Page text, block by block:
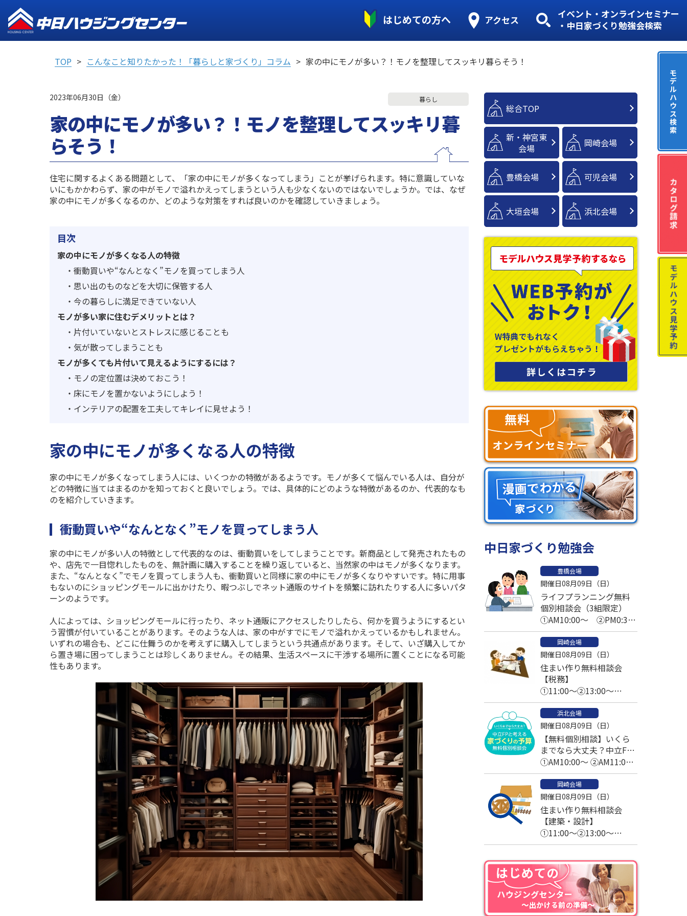
はじめての方へ アクセス
イベント・オンラインセミナー
・中日家づくり勉強会検索
TOP こんなこと知りたかった！「暮らしと家づくり」コラム 家の中にモノが多い？！モノを整理してスッキリ暮らそう！
2023年06月30日（金） 暮らし
家の中にモノが多い？！モノを整理してスッキリ暮
らそう！
住宅に関するよくある問題として、「家の中にモノが多くなってしまう」ことが挙げられます。特に意識していな
いにもかかわらず、家の中がモノで溢れかえってしまうという人も少なくないのではないでしょうか。では、なぜ
家の中にモノが多くなるのか、どのような対策をすれば良いのかを確認していきましょう。
目次
家の中にモノが多くなる人の特徴
・ 衝動買いや“なんとなく”モノを買ってしまう人
・ 思い出のものなどを大切に保管する人
・ 今の暮らしに満足できていない人
モノが多い家に住むデメリットとは？
・ 片付いていないとストレスに感じることも
・ 気が散ってしまうことも
モノが多くても片付いて見えるようにするには？
・ モノの定位置は決めておこう！
・ 床にモノを置かないようにしよう！
・ インテリアの配置を工夫してキレイに見せよう！
家の中にモノが多くなる人の特徴
家の中にモノが多くなってしまう人には、いくつかの特徴があるようです。モノが多くて悩んでいる人は、自分が
どの特徴に当てはまるのかを知っておくと良いでしょう。では、具体的にどのような特徴があるのか、代表的なも
のを紹介していきます。
衝動買いや“なんとなく”モノを買ってしまう人
家の中にモノが多い人の特徴として代表的なのは、衝動買いをしてしまうことです。新商品として発売されたもの
や、店先で一目惚れしたものを、無計画に購入することを繰り返していると、当然家の中はモノが多くなります。
また、“なんとなく”でモノを買ってしまう人も、衝動買いと同様に家の中にモノが多くなりやすいです。特に用事
もないのにショッピングモールに出かけたり、暇つぶしでネット通販のサイトを頻繁に訪れたりする人に多いパタ
ーンのようです。
人によっては、ショッピングモールに行ったり、ネット通販にアクセスしたりしたら、何かを買うようにするとい
う習慣が付いていることがあります。そのような人は、家の中がすでにモノで溢れかえっているかもしれません。
いずれの場合も、どこに仕舞うのかを考えずに購入してしまうという共通点があります。そして、いざ購入してか
ら置き場に困ってしまうことは珍しくありません。その結果、生活スペースに干渉する場所に置くことになる可能
性もあります。
総合TOP
新・神宮東
会場
岡崎会場
豊橋会場 可児会場
大垣会場 浜北会場
中日家づくり勉強会
豊橋会場
開催日08月09日（日）
ライフプランニング無料
個別相談会（3組限定）
①AM10:00～ ②PM0:30
～ ③PM2:30～
岡崎会場
開催日08月09日（日）
住まい作り無料相談会
【税務】
①11:00～②13:00～
③14:00～④15:00～
浜北会場
開催日08月09日（日）
【無料個別相談】いくら
までなら大丈夫？中立FP
と考える家づくりの予算
①AM10:00～ ②AM11:00
～
岡崎会場
開催日08月09日（日）
住まい作り無料相談会
【建築・設計】
①11:00～②13:00～
③14:00～④15:00～
モ
デ
ル
ハ
ウ
ス
検
索